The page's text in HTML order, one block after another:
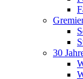
30